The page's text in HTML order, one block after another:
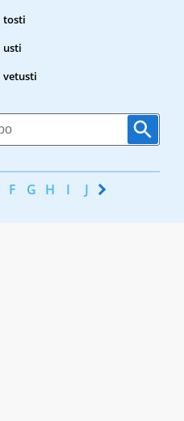
tosti
usti
vetusti
F G H I J K